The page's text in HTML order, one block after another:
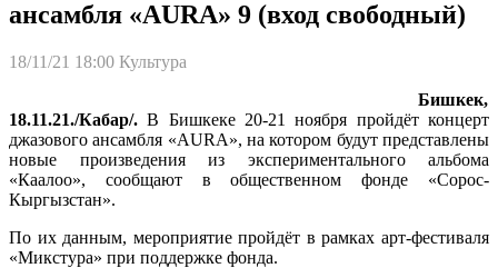
ансамбля «AURA» 9 (вход свободный)
18/11/21 18:00 Культура
Бишкек,
18.11.21./Кабар/. В Бишкеке 20-21 ноября пройдёт концерт
джазового ансамбля «AURA», на котором будут представлены
новые произведения из экспериментального альбома
«Каалоо», сообщают в общественном фонде «Сорос-
Кыргызстан».
По их данным, мероприятие пройдёт в рамках арт-фестиваля
«Микстура» при поддержке фонда.